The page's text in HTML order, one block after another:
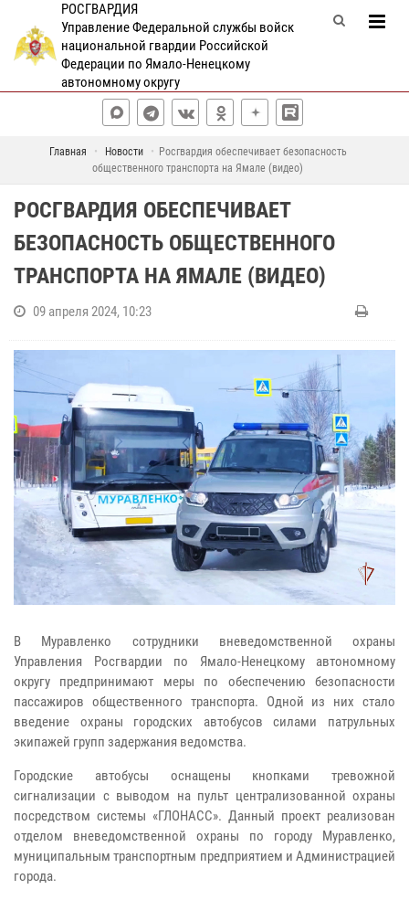
РОСГВАРДИЯ
Управление Федеральной службы войск
национальной гвардии Российской
Федерации по Ямало-Ненецкому
автономному округу
Главная Новости
Росгвардия обеспечивает безопасность
общественного транспорта на Ямале (видео)
РОСГВАРДИЯ ОБЕСПЕЧИВАЕТ
БЕЗОПАСНОСТЬ ОБЩЕСТВЕННОГО
ТРАНСПОРТА НА ЯМАЛЕ (ВИДЕО)
09 апреля 2024, 10:23
В Муравленко сотрудники вневедомственной охраны
Управления Росгвардии по Ямало-Ненецкому автономному
округу предпринимают меры по обеспечению безопасности
пассажиров общественного транспорта. Одной из них стало
введение охраны городских автобусов силами патрульных
экипажей групп задержания ведомства.
Городские автобусы оснащены кнопками тревожной
сигнализации с выводом на пульт централизованной охраны
посредством системы «ГЛОНАСС». Данный проект реализован
отделом вневедомственной охраны по городу Муравленко,
муниципальным транспортным предприятием и Администрацией
города.